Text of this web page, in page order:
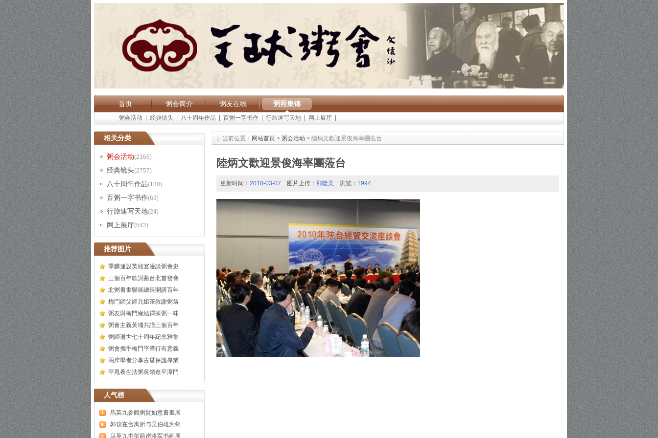
首页 粥会简介 粥友在线 粥照集锦
粥会活动 经典镜头 八十周年作品 百粥一字书作 行旅速写天地 网上展厅
相关分类
粥会活动(2166)
经典镜头(2757)
八十周年作品(130)
百粥一字书作(63)
行旅速写天地(24)
网上展厅(542)
推荐图片
季麟連設英雄宴漫談粥會史
三個百年歌詞曲台北首發會
北粥書畫聯展總長開講百年
梅門師父師兄姐茶敘謝粥翁
粥友與梅門緣結禪茶粥一味
粥會主義黃埔共譜三個百年
粥師逝世七十周年紀念雅集
粥會攜手梅門平潭行有意義
兩岸學者分享古厝保護專業
平甩養生法粥長領進平潭門
人气榜
馬英九参觀粥賢如意書畫展
郭仪在台寓所与吴伯雄为邻
马英九书贺两岸将军书画展
当前位置： 网站首页 > 粥会活动 > 陸炳文歡迎景俊海率團蒞台
陸炳文歡迎景俊海率團蒞台
更新时间： 2010-03-07 图片上传： 邵隆美 浏览： 1994